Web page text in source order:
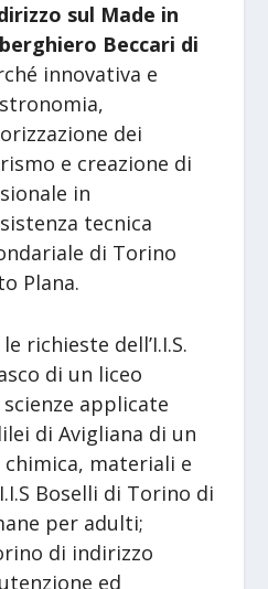
sul Made in
Beccari di
innovativa e
dei
e creazione di
in
tecnica
di Torino
Plana.
richieste dell’I.I.S.
di un liceo
applicate
di Avigliana di un
materiali e
Boselli di Torino di
per adulti;
di indirizzo
ed